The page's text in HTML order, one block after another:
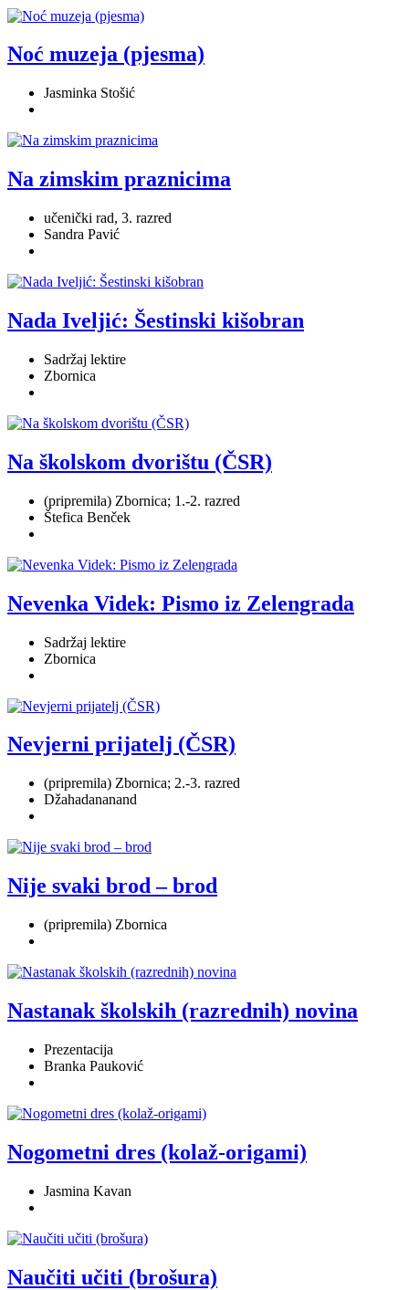
Noć muzeja (pjesma)
Jasminka Stošić
Na zimskim praznicima
učenički rad, 3. razred
Sandra Pavić
Nada Iveljić: Šestinski kišobran
Sadržaj lektire
Zbornica
Na školskom dvorištu (ČSR)
(pripremila) Zbornica; 1.-2. razred
Štefica Benček
Nevenka Videk: Pismo iz Zelengrada
Sadržaj lektire
Zbornica
Nevjerni prijatelj (ČSR)
(pripremila) Zbornica; 2.-3. razred
Džahadananand
Nije svaki brod – brod
(pripremila) Zbornica
Nastanak školskih (razrednih) novina
Prezentacija
Branka Pauković
Nogometni dres (kolaž-origami)
Jasmina Kavan
Naučiti učiti (brošura)